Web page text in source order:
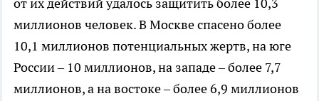
от их действий удалось защитить более 10,3
миллионов человек. В Москве спасено более
10,1 миллионов потенциальных жертв, на юге
России – 10 миллионов, на западе – более 7,7
миллионов, а на востоке – более 6,9 миллионов